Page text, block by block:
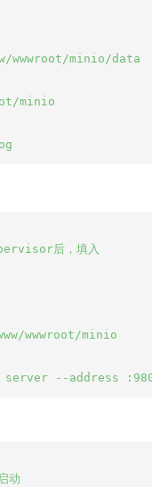
wwwroot/minio/data
minio
后，填入
wwwroot/minio
动